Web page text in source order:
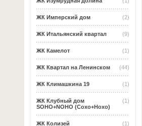
(2)
ЖК Имперский дом
(9)
ЖК Итальянский квартал
(1)
ЖК Камелот
(44)
ЖК Квартал на Ленинском
(1)
ЖК Климашкина 19
(1)
ЖК Клубный дом
SOHO+NOHO (Сохо+Нохо)
(1)
ЖК Колизей